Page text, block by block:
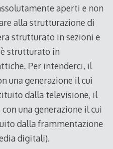
aperti e non
alla strutturazione di
strutturato in sezioni e
strutturato in
Per intenderci, il
una generazione il cui
dalla televisione, il
una generazione il cui
dalla frammentazione
digitali).